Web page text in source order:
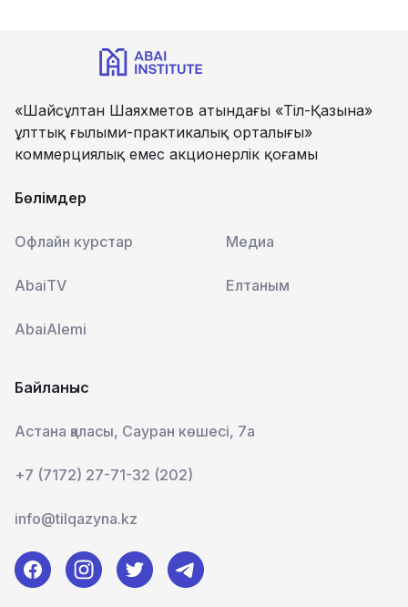
«Шайсұлтан Шаяхметов атындағы «Тіл-Қазына»
ұлттық ғылыми-практикалық орталығы»
коммерциялық емес акционерлік қоғамы
Бөлімдер
Офлайн курстар Медиа
AbaiTV Елтаным
AbaiAlemi
Байланыс
Астана қаласы, Сауран көшесі, 7а
+7 (7172) 27-71-32 (202)
info@tilqazyna.kz